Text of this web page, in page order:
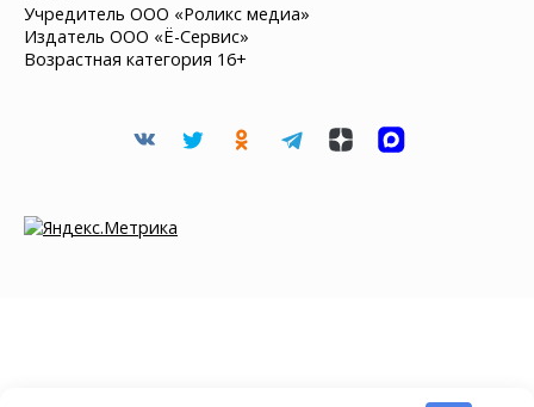
Учредитель ООО «Роликс медиа»
Издатель ООО «Ё-Сервис»
Возрастная категория 16+